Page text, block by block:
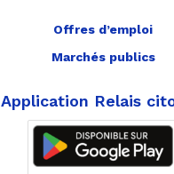
Offres d’emploi
Marchés publics
Application Relais